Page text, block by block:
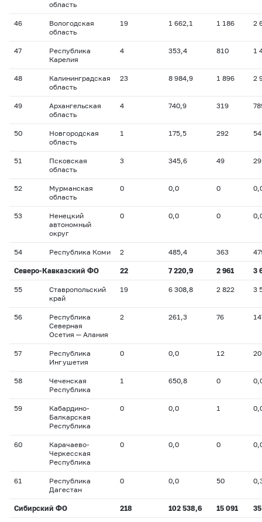
область
46
Вологодская
область
19 1 662,1 1 186 2
47
Республика
Карелия
4 353,4 810 1
48
Калининградская
область
23 8 984,9 1 896 2
49
Архангельская
область
4 740,9 319
50
Новгородская
область
1 175,5 292
51
Псковская
область
3 345,6 49
52
Мурманская
область
0 0,0 0
53
Ненецкий
автономный
округ
0 0,0 0
54 Республика Коми 2 485,4 363
Северо-Кавказский ФО 22 7 220,9 2 961 3
55
Ставропольский
край
19 6 308,8 2 822 3
56
Республика
Северная
Осетия — Алания
2 261,3 76
57
Республика
Ингушетия
0 0,0 12
58
Чеченская
Республика
1 650,8 0
59
Кабардино-
Балкарская
Республика
0 0,0 1
60
Карачаево-
Черкесская
Республика
0 0,0 0
61
Республика
Дагестан
0 0,0 50
Сибирский ФО 218 102 538,6 15 091